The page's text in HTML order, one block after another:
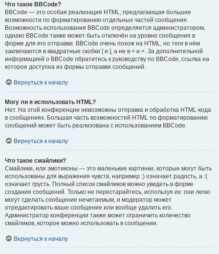
Что такое BBCode?
BBCode — это особая реализация HTML, предлагающая большие
возможности по форматированию отдельных частей сообщения.
Возможность использования BBCode определяется администратором,
однако BBCode также может быть отключён на уровне сообщения в
форме для его отправки. BBCode очень похож на HTML, но теги в нём
заключаются в квадратные скобки [ и ], а не в < и >. За дополнительной
информацией о BBCode обратитесь к руководству по BBCode, ссылка на
которое доступна из формы отправки сообщений.
Вернуться к началу
Могу ли я использовать HTML?
Нет. На этой конференции невозможны отправка и обработка HTML-кода
в сообщениях. Большая часть возможностей HTML по форматированию
сообщений может быть реализована с использованием BBCode.
Вернуться к началу
Что такое смайлики?
Смайлики, или эмотиконы — это маленькие картинки, которые могут быть
использованы для выражения чувств, например :) означает радость, а :(
означает грусть. Полный список смайликов можно увидеть в форме
создания сообщений. Только не перестарайтесь, используя их: они легко
могут сделать сообщение нечитаемым, и модератор может
отредактировать ваше сообщение или вообще удалить его.
Администратор конференции также может ограничить количество
смайликов, которое можно использовать в сообщении.
Вернуться к началу